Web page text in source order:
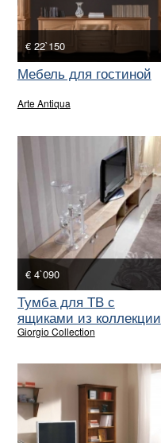
€ 22`150
Мебель для гостиной
Arte Antiqua
€ 4`090
Тумба для ТВ с
ящиками из коллекции
Sunrise
Giorgio Collection